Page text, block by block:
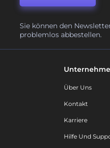
Sie können den
problemlos abbestellen.
Über Uns
Kontakt
Karriere
Hilfe Und